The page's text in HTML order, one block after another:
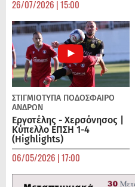
26/07/2026 | 15:00
ΣΤΙΓΜΙΟΤΥΠΑ ΠΟΔΌΣΦΑΙΡΟ
ΑΝΔΡΏΝ
Εργοτέλης - Χερσόνησος |
Κύπελλο ΕΠΣΗ 1-4
(Highlights)
06/05/2026 | 17:00